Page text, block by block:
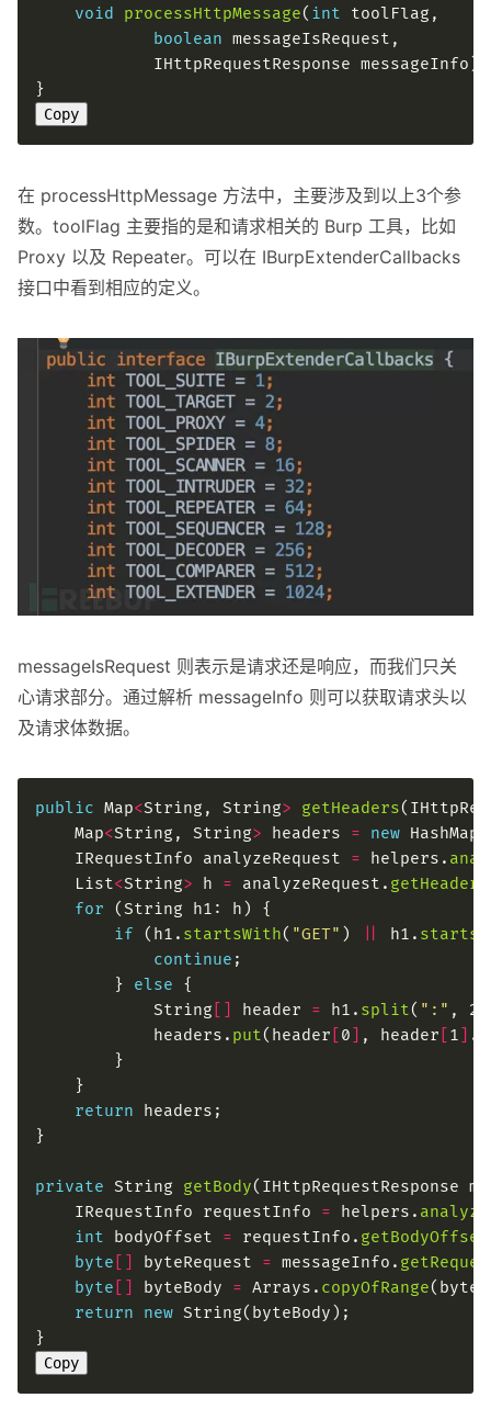
void
processHttpMessage( int
boolean
Copy
在 processHttpMessage 方法中，主要涉及到以上3个参
数。toolFlag 主要指的是和请求相关的 Burp 工具，比如
Proxy 以及 Repeater。可以在 IBurpExtenderCallbacks
接口中看到相应的定义。
messageIsRequest 则表示是请求还是响应，而我们只关
心请求部分。通过解析 messageInfo 则可以获取请求头以
及请求体数据。
public Map<String, String>
getHeaders
    Map
<String, String> headers = new HashMap
    IRequestInfo analyzeRequest
= helpers.
    List
<String> h = analyzeRequest. getHeaders
for
if (h1. startsWith( "GET" ) h1.
continue
        }
else
            String
header = h1. split( ":"
            headers.
put(header 0 , header 1 .
return
private String getBody
    IRequestInfo requestInfo
= helpers.
int bodyOffset = requestInfo. getBodyOffset
byte
byteRequest = messageInfo.
byte
byteBody = Arrays. copyOfRange
return
new
Copy